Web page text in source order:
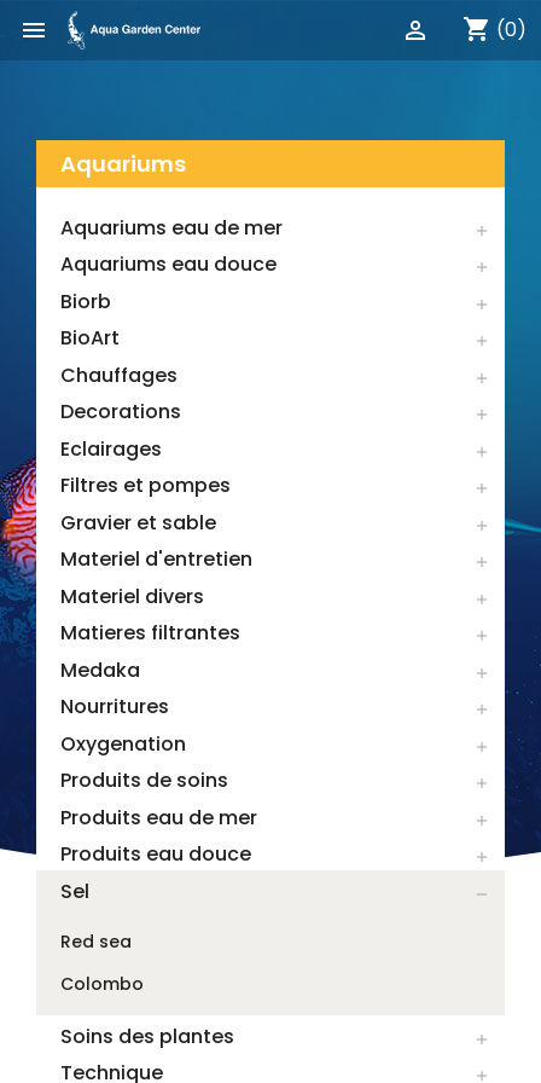
 shopping_cart (0)

Aquariums
Aquariums eau de mer 
Aquariums eau douce 
Biorb 
BioArt 
Chauffages 
Decorations 
Eclairages 
Filtres et pompes 
Gravier et sable 
Materiel d'entretien 
Materiel divers 
Matieres filtrantes 
Medaka 
Nourritures 
Oxygenation 
Produits de soins 
Produits eau de mer 
Produits eau douce 
Sel 
Red sea
Colombo
Soins des plantes 
Technique 